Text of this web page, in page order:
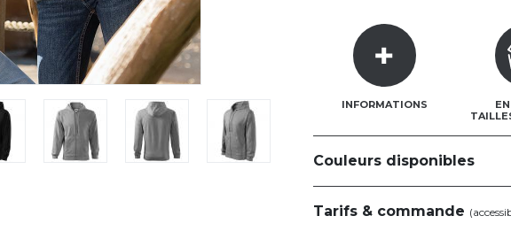
INFORMATIONS
Couleurs disponibles
Tarifs & commande